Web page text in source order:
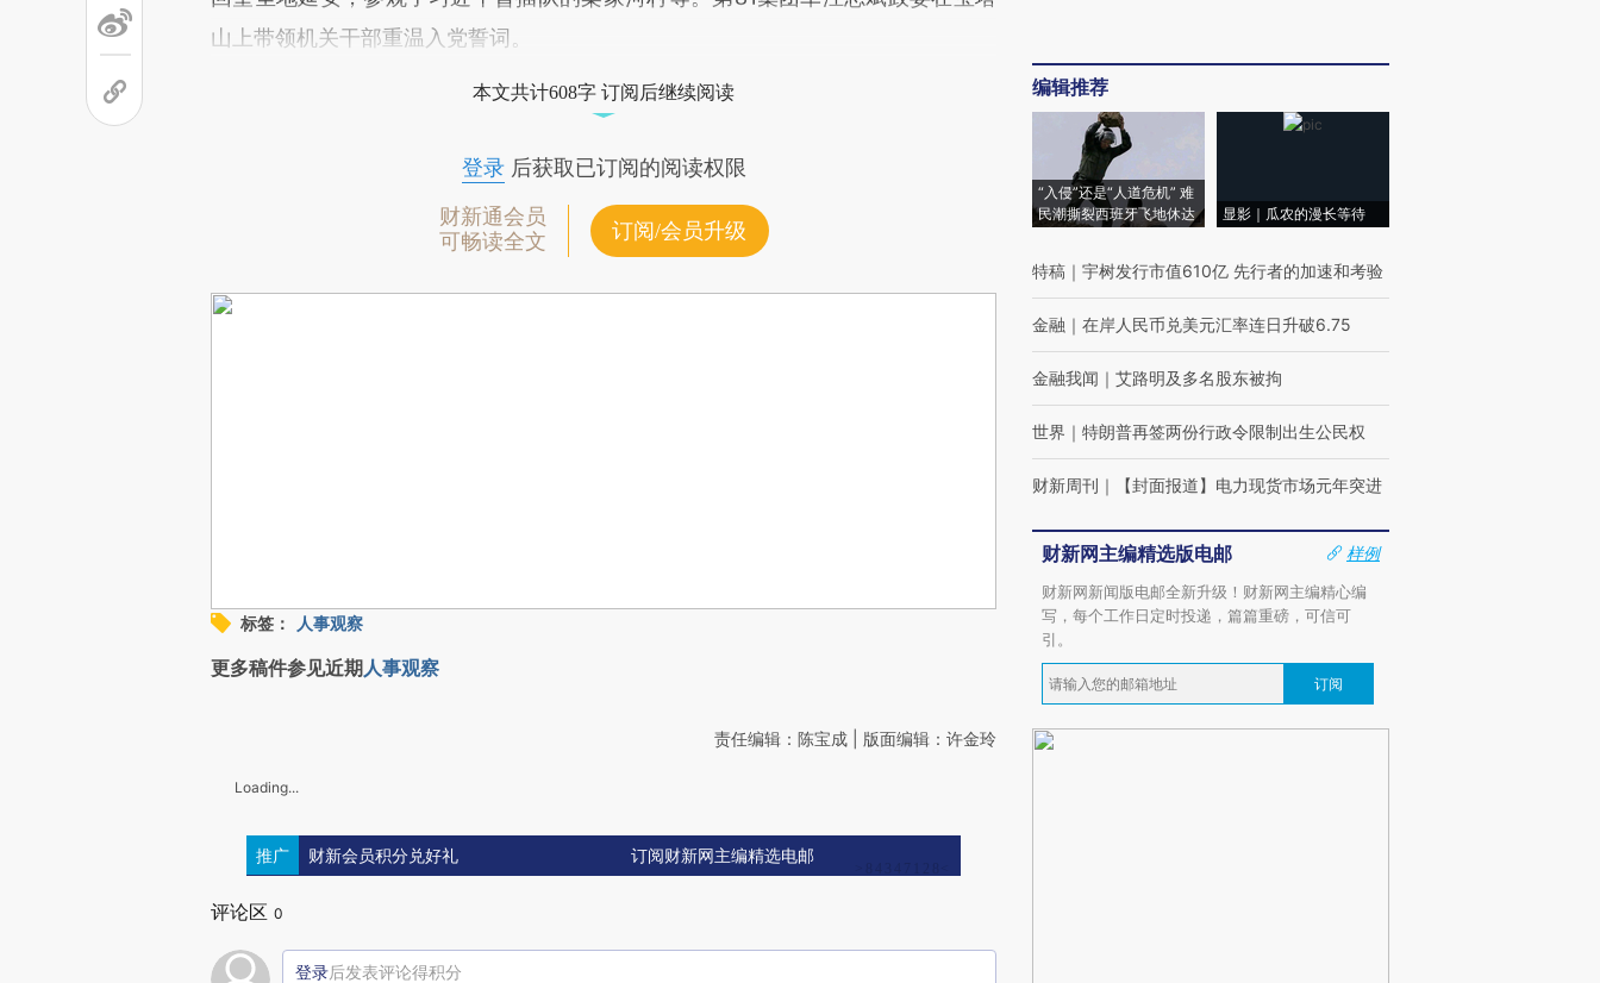
山上带领机关干部重温入党誓词。
本文共计608字 订阅后继续阅读
登录后获取已订阅的阅读权限
财新通会员
可畅读全文
订阅/会员升级
标签： 人事观察
更多稿件参见近期人事观察
责任编辑：陈宝成 | 版面编辑：许金玲
Loading...
推广 财新会员积分兑好礼 订阅财新网主编精选电邮
评论区 0
登录后发表评论得积分
编辑推荐
“入侵”还是“人道危机” 难
民潮撕裂西班牙飞地休达
显影｜瓜农的漫长等待
特稿 ｜ 宇树发行市值610亿 先行者的加速和考验
金融 ｜ 在岸人民币兑美元汇率连日升破6.75
金融我闻 ｜ 艾路明及多名股东被拘
世界 ｜ 特朗普再签两份行政令限制出生公民权
财新周刊 ｜ 【封面报道】电力现货市场元年突进
财新网主编精选版电邮
样例
财新网新闻版电邮全新升级！财新网主编精心编
写，每个工作日定时投递，篇篇重磅，可信可
引。
订阅